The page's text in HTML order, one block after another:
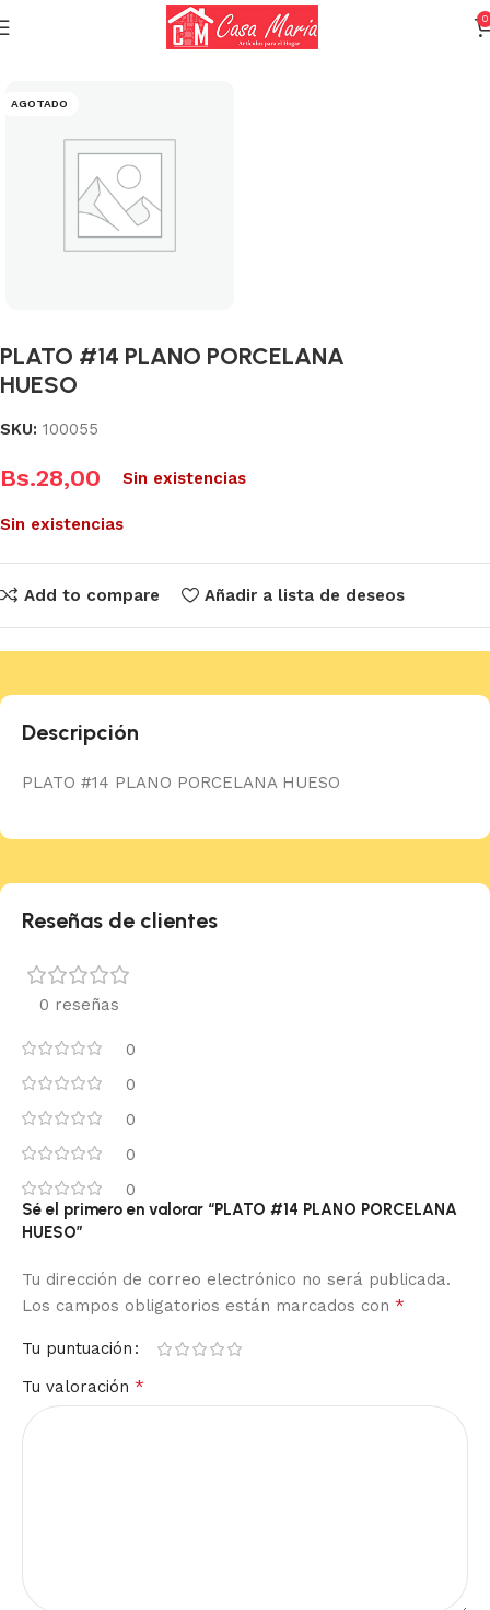
0
Varios (Menaje)
AGOTADO
PLATO #14 PLANO PORCELANA
HUESO
SKU: 100055
Bs.28,00 Sin existencias
Sin existencias
Add to compare Añadir a lista de deseos
Descripción
PLATO #14 PLANO PORCELANA HUESO
Reseñas de clientes
0 reseñas
0
0
0
0
0
Sé el primero en valorar “PLATO #14 PLANO PORCELANA
HUESO”
Tu dirección de correo electrónico no será publicada.
Los campos obligatorios están marcados con *
Tu puntuación
Tu valoración *